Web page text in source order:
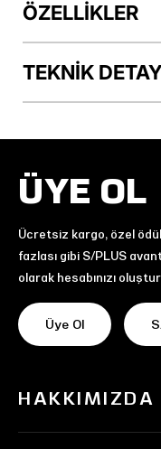
ÖZELLİKLER
TEKNİK
ÜYE OL
Ücretsiz kargo, özel
fazlası gibi S/PLUS
olarak hesabınızı
Üye Ol
HAKKIMIZDA